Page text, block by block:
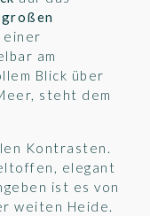
großen
einer
am
Blick über
steht dem
Kontrasten.
elegant
ist es von
weiten Heide.